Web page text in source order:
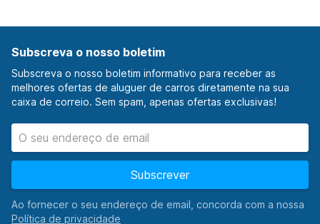
Subscreva o nosso boletim
Subscreva o nosso boletim informativo para receber as
melhores ofertas de aluguer de carros diretamente na sua
caixa de correio. Sem spam, apenas ofertas exclusivas!
Subscrever
Ao fornecer o seu endereço de email, concorda com a nossa